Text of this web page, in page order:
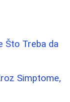
Što Treba da
Simptome,